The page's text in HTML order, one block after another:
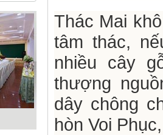
Thác Mai
tâm thác,
nhiều cây
thượng
dây chông
hòn Voi